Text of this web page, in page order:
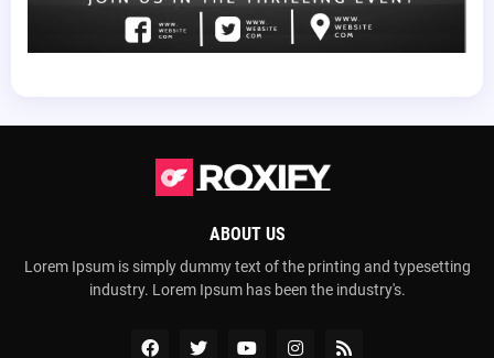
ABOUT US
Lorem Ipsum is simply dummy text of the printing and typesetting
industry. Lorem Ipsum has been the industry's.